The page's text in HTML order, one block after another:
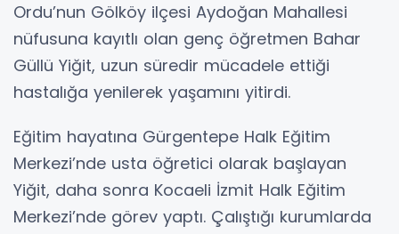
Ordu’nun Gölköy ilçesi Aydoğan Mahallesi
nüfusuna kayıtlı olan genç öğretmen Bahar
Güllü Yiğit, uzun süredir mücadele ettiği
hastalığa yenilerek yaşamını yitirdi.
Eğitim hayatına Gürgentepe Halk Eğitim
Merkezi’nde usta öğretici olarak başlayan
Yiğit, daha sonra Kocaeli İzmit Halk Eğitim
Merkezi’nde görev yaptı. Çalıştığı kurumlarda